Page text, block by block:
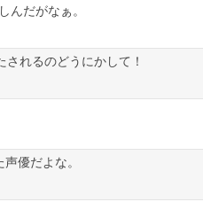
んだがなぁ。
されるのどうにかして！
優だよな。